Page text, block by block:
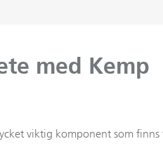
med Kemp
viktig komponent som